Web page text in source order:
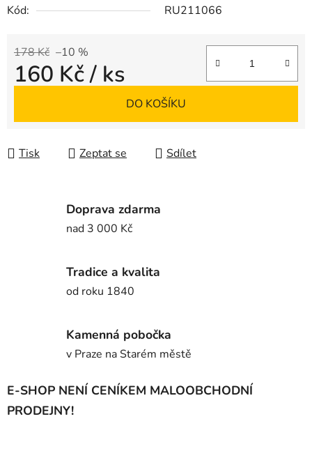
Kód:
RU211066
178 Kč –10 %
160 Kč/ ks
DO KOŠÍKU
Tisk Zeptat se Sdílet
Doprava zdarma
nad 3 000 Kč
Tradice a kvalita
od roku 1840
Kamenná pobočka
v Praze na Starém městě
E-SHOP NENÍ CENÍKEM MALOOBCHODNÍ
PRODEJNY!